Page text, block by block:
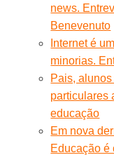
news.
Benevenuto
Internet é
minorias.
Pais,
particulares
educação
Em nova
Educação é